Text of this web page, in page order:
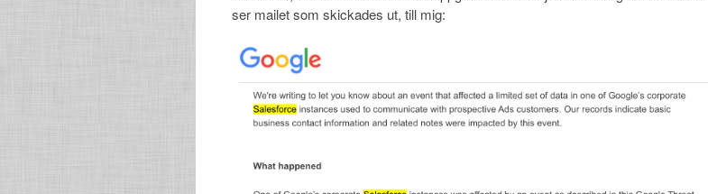
ser mailet som skickades ut, till mig: